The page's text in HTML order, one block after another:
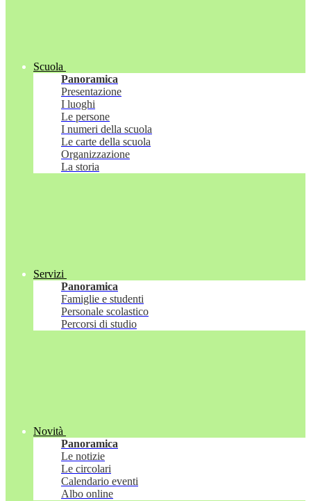
Scuola
Panoramica
Presentazione
I luoghi
Le persone
I numeri della scuola
Le carte della scuola
Organizzazione
La storia
Servizi
Panoramica
Famiglie e studenti
Personale scolastico
Percorsi di studio
Novità
Panoramica
Le notizie
Le circolari
Calendario eventi
Albo online